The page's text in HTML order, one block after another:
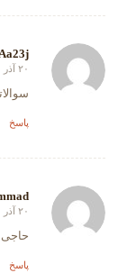
گفته:۲۰ آذر ۱۴۰۱ در ۱۰:۰۵ ب.ظ
پاسخ
گفته:۲۰ آذر ۱۴۰۱ در ۱۰:۰۶ ب.ظ
پاسخ